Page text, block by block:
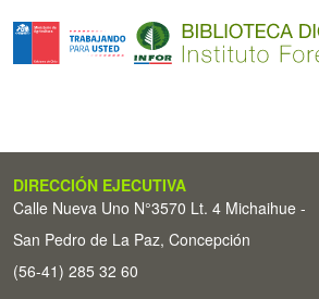
DIRECCIÓN EJECUTIVA
Calle Nueva Uno N°3570 Lt. 4 Michaihue -
San Pedro de La Paz, Concepción
(56-41) 285 32 60